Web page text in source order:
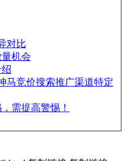
对比
机会
马竞价搜索推广渠道特定
需提高警惕！